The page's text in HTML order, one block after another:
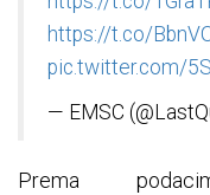
https://t.co/
pic.twitter.com/
— EMSC
Prema